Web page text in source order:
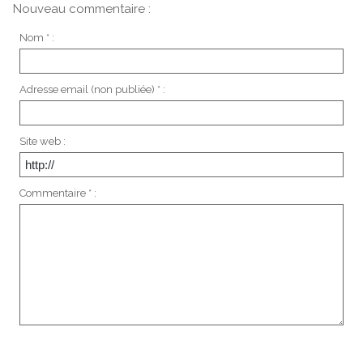
Nouveau commentaire :
Nom * :
Adresse email (non publiée) * :
Site web :
Commentaire * :